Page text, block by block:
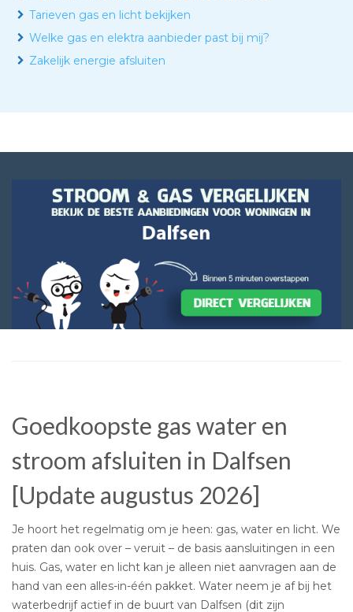
Tarieven gas en licht bekijken
Welke gas en elektra aanbieder past bij mij?
Zakelijk energie afsluiten
Goedkoopste gas water en
stroom afsluiten in Dalfsen
[Update augustus 2026]
Je hoort het regelmatig om je heen: gas, water en licht. We
praten dan ook over – veruit – de basis aansluitingen in een
huis. Gas, water en licht kan je alleen niet aanvragen aan de
hand van een alles-in-één pakket. Water neem je af bij het
waterbedrijf actief in de buurt van Dalfsen (dit zijn